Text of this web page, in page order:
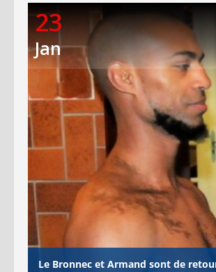
23
Jan
Le Bronnec et Armand sont de